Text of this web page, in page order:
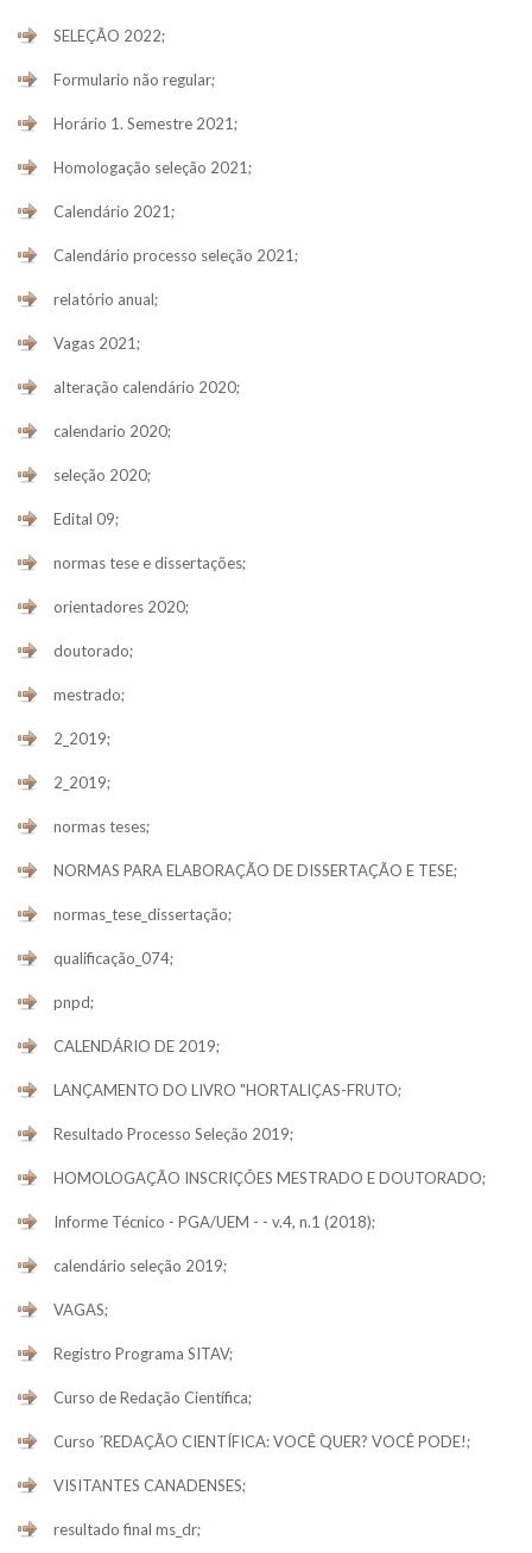
SELEÇÃO 2022;
Formulario não regular;
Horário 1. Semestre 2021;
Homologação seleção 2021;
Calendário 2021;
Calendário processo seleção 2021;
relatório anual;
Vagas 2021;
alteração calendário 2020;
calendario 2020;
seleção 2020;
Edital 09;
normas tese e dissertações;
orientadores 2020;
doutorado;
mestrado;
2_2019;
2_2019;
normas teses;
NORMAS PARA ELABORAÇÃO DE DISSERTAÇÃO E TESE;
normas_tese_dissertação;
qualificação_074;
pnpd;
CALENDÁRIO DE 2019;
LANÇAMENTO DO LIVRO "HORTALIÇAS-FRUTO;
Resultado Processo Seleção 2019;
HOMOLOGAÇÃO INSCRIÇÕES MESTRADO E DOUTORADO;
Informe Técnico - PGA/UEM - - v.4, n.1 (2018);
calendário seleção 2019;
VAGAS;
Registro Programa SITAV;
Curso de Redação Científica;
Curso ´REDAÇÃO CIENTÍFICA: VOCÊ QUER? VOCÊ PODE!;
VISITANTES CANADENSES;
resultado final ms_dr;